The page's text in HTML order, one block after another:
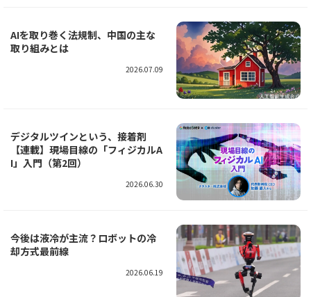
AIを取り巻く法規制、中国の主な
取り組みとは
2026.07.09
デジタルツインという、接着剤
【連載】現場目線の「フィジカルA
I」入門（第2回）
2026.06.30
今後は液冷が主流？ロボットの冷
却方式最前線
2026.06.19